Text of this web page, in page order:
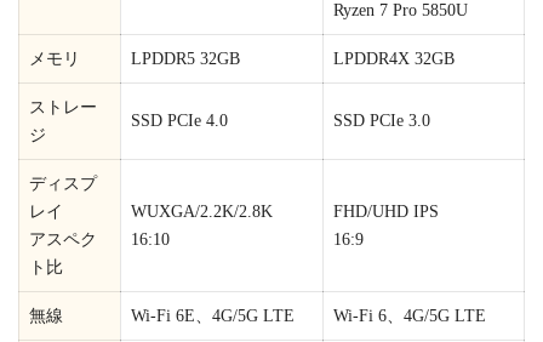
Ryzen 7 Pro 5850U
メモリ LPDDR5 32GB LPDDR4X 32GB
ストレー
ジ
SSD PCIe 4.0 SSD PCIe 3.0
ディスプ
レイ
アスペク
ト比
WUXGA/2.2K/2.8K
16:10
FHD/UHD IPS
16:9
無線 Wi-Fi 6E、4G/5G LTE Wi-Fi 6、4G/5G LTE